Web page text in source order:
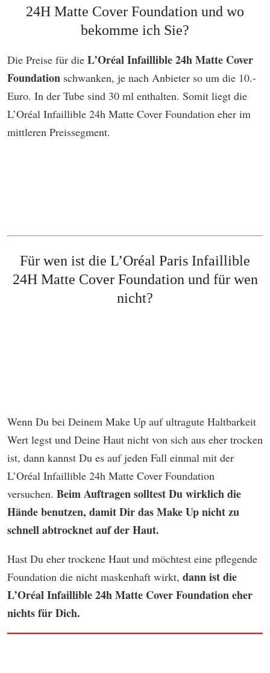
24H Matte Cover Foundation und wo
bekomme ich Sie?
Die Preise für die L’Oréal Infaillible 24h Matte Cover
Foundation schwanken, je nach Anbieter so um die 10.-
Euro. In der Tube sind 30 ml enthalten. Somit liegt die
L’Oréal Infaillible 24h Matte Cover Foundation eher im
mittleren Preissegment.
Für wen ist die L’Oréal Paris Infaillible
24H Matte Cover Foundation und für wen
nicht?
Wenn Du bei Deinem Make Up auf ultragute Haltbarkeit
Wert legst und Deine Haut nicht von sich aus eher trocken
ist, dann kannst Du es auf jeden Fall einmal mit der
L’Oréal Infaillible 24h Matte Cover Foundation
versuchen. Beim Auftragen solltest Du wirklich die
Hände benutzen, damit Dir das Make Up nicht zu
schnell abtrocknet auf der Haut.
Hast Du eher trockene Haut und möchtest eine pflegende
Foundation die nicht maskenhaft wirkt, dann ist die
L’Oréal Infaillible 24h Matte Cover Foundation eher
nichts für Dich.